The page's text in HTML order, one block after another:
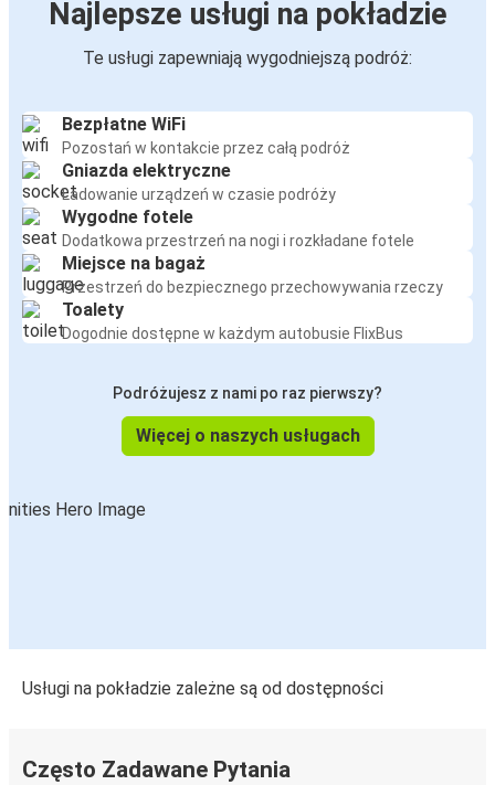
Najlepsze usługi na pokładzie
Te usługi zapewniają wygodniejszą podróż:
Bezpłatne WiFi
Pozostań w kontakcie przez całą podróż
Gniazda elektryczne
Ładowanie urządzeń w czasie podróży
Wygodne fotele
Dodatkowa przestrzeń na nogi i rozkładane fotele
Miejsce na bagaż
Przestrzeń do bezpiecznego przechowywania rzeczy
Toalety
Dogodnie dostępne w każdym autobusie FlixBus
Podróżujesz z nami po raz pierwszy?
Więcej o naszych usługach
Usługi na pokładzie zależne są od dostępności
Często Zadawane Pytania